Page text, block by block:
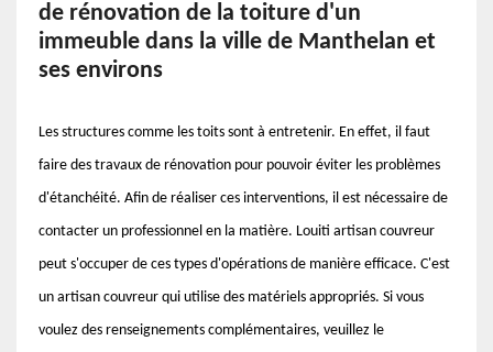
de rénovation de la toiture d'un
immeuble dans la ville de Manthelan et
ses environs
Les structures comme les toits sont à entretenir. En effet, il faut
faire des travaux de rénovation pour pouvoir éviter les problèmes
d'étanchéité. Afin de réaliser ces interventions, il est nécessaire de
contacter un professionnel en la matière. Louiti artisan couvreur
peut s'occuper de ces types d'opérations de manière efficace. C'est
un artisan couvreur qui utilise des matériels appropriés. Si vous
voulez des renseignements complémentaires, veuillez le